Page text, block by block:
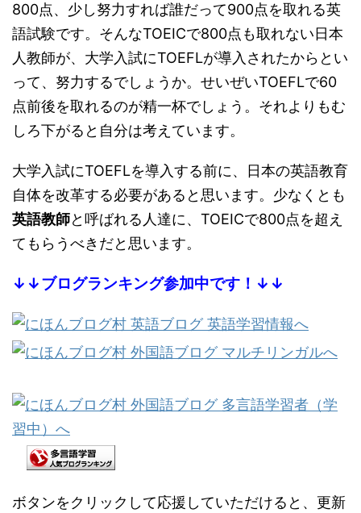
800点、少し努力すれば誰だって900点を取れる英
語試験です。そんなTOEICで800点も取れない日本
人教師が、大学入試にTOEFLが導入されたからとい
って、努力するでしょうか。せいぜいTOEFLで60
点前後を取れるのが精一杯でしょう。それよりもむ
しろ下がると自分は考えています。
大学入試にTOEFLを導入する前に、日本の英語教育
自体を改革する必要があると思います。少なくとも
英語教師と呼ばれる人達に、TOEICで800点を超え
てもらうべきだと思います。
↓↓ブログランキング参加中です！↓↓
ボタンをクリックして応援していただけると、更新